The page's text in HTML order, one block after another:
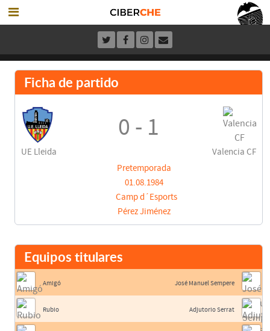
Ficha de partido
UE Lleida
0 - 1
Valencia CF
Pretemporada
01.08.1984
Camp d´Esports
Pérez Jiménez
Equipos titulares
Amigó
Rubio
José Manuel Sempere
Adjutorio Serrat